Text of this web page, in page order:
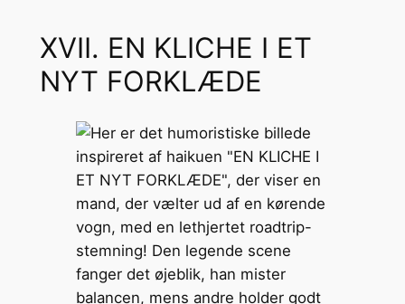
XVII. EN KLICHE I ET
NYT FORKLÆDE